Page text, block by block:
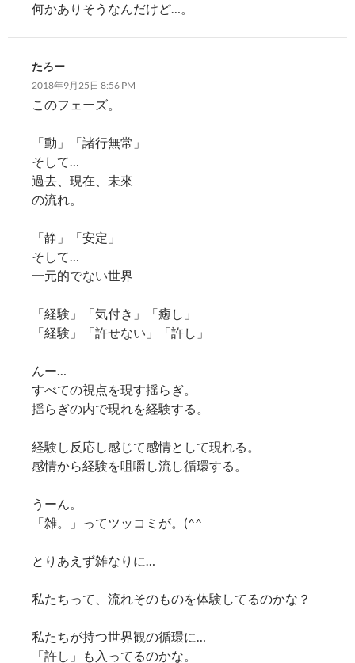
何かありそうなんだけど…。
たろー
2018年9月25日 8:56 PM
このフェーズ。
「動」「諸行無常」
そして…
過去、現在、未來
の流れ。
「静」「安定」
そして…
一元的でない世界
「経験」「気付き」「癒し」
「経験」「許せない」「許し」
んー…
すべての視点を現す揺らぎ。
揺らぎの内で現れを経験する。
経験し反応し感じて感情として現れる。
感情から経験を咀嚼し流し循環する。
うーん。
「雑。」ってツッコミが。(^^ゞ
とりあえず雑なりに…
私たちって、流れそのものを体験してるのかな？
私たちが持つ世界観の循環に…
「許し」も入ってるのかな。